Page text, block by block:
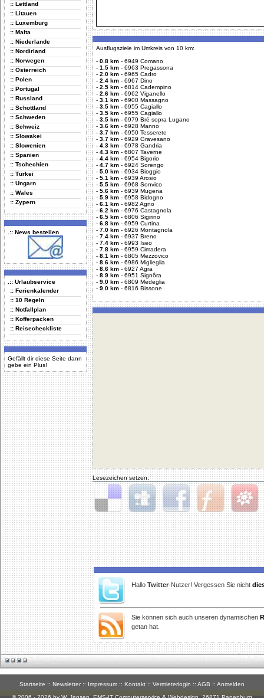
:: Lettland
:: Litauen
:: Luxemburg
:: Malta
:: Niederlande
:: Nordirland
:: Norwegen
:: Österreich
:: Polen
:: Portugal
:: Russland
:: Schottland
:: Schweden
:: Schweiz
:: Slowakei
:: Slowenien
:: Spanien
:: Tschechien
:: Türkei
:: Ungarn
:: Wales
:: Zypern
.:: News bestellen
.:: Urlaubservice
:: Ferienkalender
:: 10 Regeln
:: Notfallplan
:: Kofferpacken
:: Reisecheckliste
Gefällt dir diese Seite dann
gebe ein Plus!
Ausflugsziele im Umkreis von 10 km:
- 0.8 km - 6949 Comano
- 1.5 km - 6963 Pregassona
- 2.0 km - 6965 Cadro
- 2.4 km - 6967 Dino
- 2.5 km - 6814 Cadempino
- 2.6 km - 6962 Viganello
- 3.1 km - 6900 Massagno
- 3.5 km - 6955 Cagiallo
- 3.5 km - 6955 Cagiallo
- 3.5 km - 6979 Brè sopra Lugano
- 3.6 km - 6928 Manno
- 3.7 km - 6950 Tesserete
- 3.7 km - 6929 Gravesano
- 4.3 km - 6978 Gandria
- 4.3 km - 6807 Taverne
- 4.4 km - 6954 Bigorio
- 4.7 km - 6924 Sorengo
- 5.0 km - 6934 Bioggio
- 5.1 km - 6939 Arosio
- 5.5 km - 6968 Sonvico
- 5.6 km - 6939 Mugena
- 5.9 km - 6958 Bidogno
- 6.1 km - 6982 Agno
- 6.2 km - 6976 Castagnola
- 6.5 km - 6806 Sigirino
- 6.8 km - 6959 Curtina
- 7.0 km - 6926 Montagnola
- 7.4 km - 6937 Breno
- 7.4 km - 6993 Iseo
- 7.8 km - 6959 Cimadera
- 8.1 km - 6805 Mezzovico
- 8.6 km - 6986 Miglieglia
- 8.6 km - 6927 Agra
- 8.9 km - 6951 Signôra
- 9.0 km - 6809 Medeglia
- 9.0 km - 6816 Bissone
Lesezeichen setzen:
Delicious Digg Facebook Furl StudiVZ
Hallo Twitter-Nutzer! Vergessen Sie nicht
Sie können sich auch unseren dynamischen
getan hat.
Startseite :: Newsletter :: Impressum :: Kontakt :: Vermieterlogin :: AGB :: Anmelden